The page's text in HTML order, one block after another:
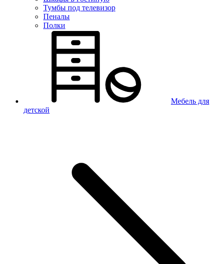
Тумбы под телевизор
Пеналы
Полки
Мебель для
детской